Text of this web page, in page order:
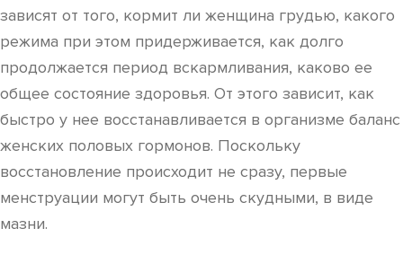
зависят от того, кормит ли женщина грудью, какого
режима при этом придерживается, как долго
продолжается период вскармливания, каково ее
общее состояние здоровья. От этого зависит, как
быстро у нее восстанавливается в организме баланс
женских половых гормонов. Поскольку
восстановление происходит не сразу, первые
менструации могут быть очень скудными, в виде
мазни.